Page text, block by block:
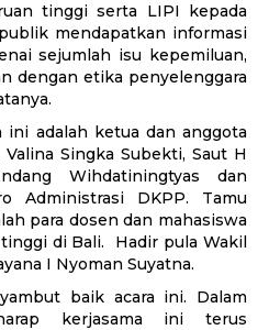
tinggi serta LIPI kepada
mendapatkan informasi
sejumlah isu kepemiluan,
dengan etika penyelenggara
ini adalah ketua dan anggota
Singka Subekti, Saut H
Wihdatiningtyas dan
Administrasi DKPP. Tamu
para dosen dan mahasiswa
di Bali. Hadir pula Wakil
I Nyoman Suyatna.
baik acara ini. Dalam
kerjasama ini terus